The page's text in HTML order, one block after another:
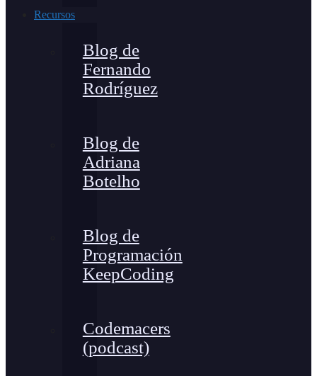
Recursos
Blog de
Fernando
Rodríguez
Blog de
Adriana
Botelho
Blog de
Programación
KeepCoding
Codemacers
(podcast)